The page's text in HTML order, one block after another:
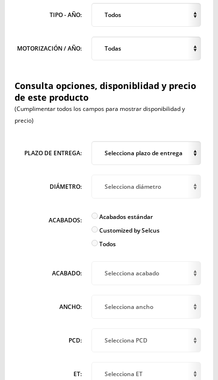
TIPO - AÑO: Todos
MOTORIZACIÓN / AÑO: Todas
Consulta opciones, disponiblidad y precio
de este producto
(Cumplimentar todos los campos para mostrar disponibilidad y
precio)
PLAZO DE ENTREGA: Selecciona plazo de entrega
DIÁMETRO: Selecciona diámetro
ACABADOS:
Acabados estándar
Customized by Selcus
Todos
ACABADO: Selecciona acabado
ANCHO: Selecciona ancho
PCD: Selecciona PCD
ET: Selecciona ET